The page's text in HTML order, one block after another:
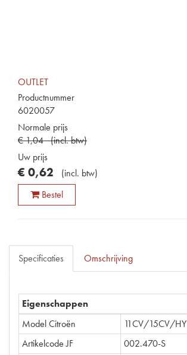
OUTLET
Productnummer
6020057
Normale prijs
€1,04 (incl. btw)
Uw prijs
€ 0,62 (incl. btw)
Bestel
Specificaties Omschrijving
Eigenschappen
Model Citroën
11CV/15CV/HY
Artikelcode JF
002.470-S